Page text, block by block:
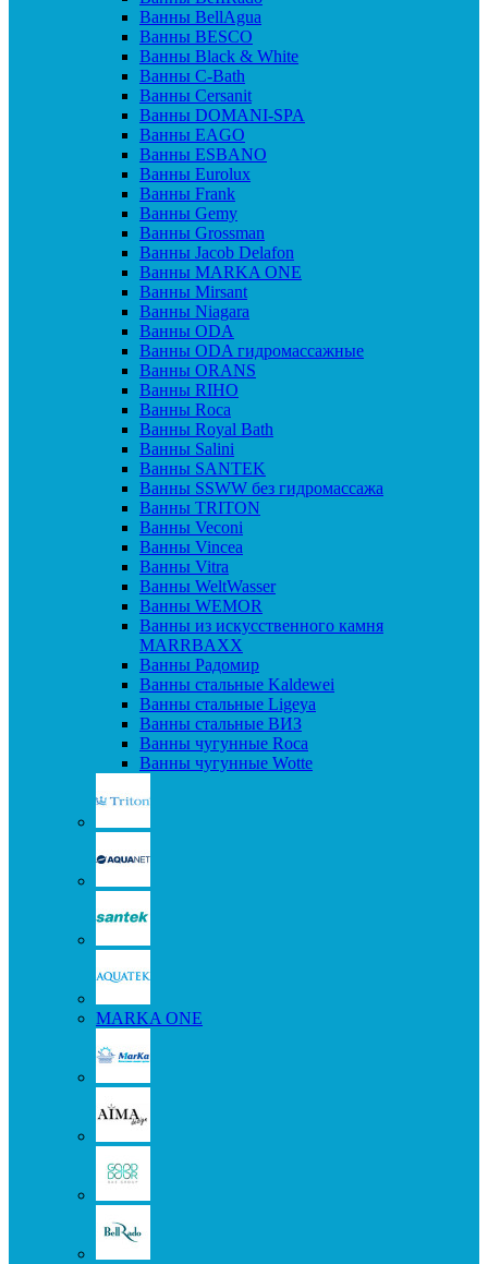
Ванны BellAgua
Ванны BESCO
Ванны Black & White
Ванны C-Bath
Ванны Cersanit
Ванны DOMANI-SPA
Ванны EAGO
Ванны ESBANO
Ванны Eurolux
Ванны Frank
Ванны Gemy
Ванны Grossman
Ванны Jacob Delafon
Ванны MARKA ONE
Ванны Mirsant
Ванны Niagara
Ванны ODA
Ванны ODA гидромассажные
Ванны ORANS
Ванны RIHO
Ванны Roca
Ванны Royal Bath
Ванны Salini
Ванны SANTEK
Ванны SSWW без гидромассажа
Ванны TRITON
Ванны Veconi
Ванны Vincea
Ванны Vitra
Ванны WeltWasser
Ванны WEMOR
Ванны из искусственного камня
MARRBAXX
Ванны Радомир
Ванны стальные Kaldewei
Ванны стальные Ligeya
Ванны стальные ВИЗ
Ванны чугунные Roca
Ванны чугунные Wotte
MARKA ONE